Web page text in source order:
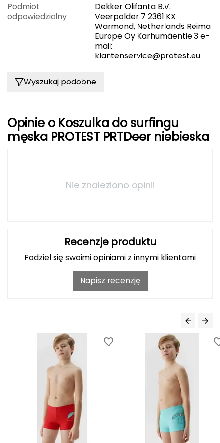
Extremities
GSI Outdoors
Podmiot
odpowiedzialny
Dekker Olifanta B.V.
Veerpolder 7 2361 KX
Warmond, Netherlands Reima
Europe Oy Karhumäentie 3 e-
mail:
klantenservice@protest.eu
Wyszukaj podobne
Opinie o Koszulka do surfingu
męska PROTEST PRTDeer niebieska
Nie znaleziono opinii
Recenzje produktu
Podziel się swoimi opiniami z innymi klientami
Napisz recenzję